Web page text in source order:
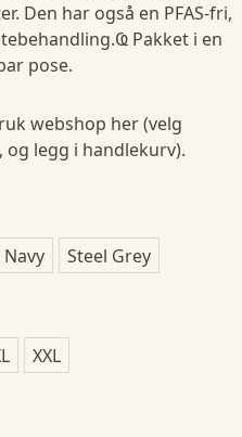
Den har også en PFAS-fri,
Pakket i en
pose.
webshop her (velg
legg i handlekurv).
Navy Steel Grey
XXL